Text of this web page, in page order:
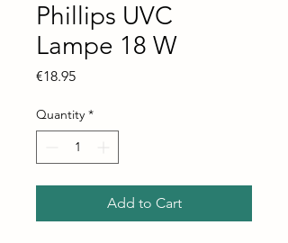
Phillips UVC
Lampe 18 W
€18.95Price
Quantity *
Add to Cart